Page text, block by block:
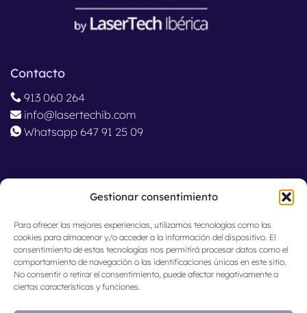
Gestionar consentimiento
Para ofrecer las mejores experiencias, utilizamos tecnologías como las
cookies para almacenar y/o acceder a la información del dispositivo. El
consentimiento de estas tecnologías nos permitirá procesar datos como el
comportamiento de navegación o las identificaciones únicas en este sitio.
No consentir o retirar el consentimiento, puede afectar negativamente a
ciertas características y funciones.
Contacto
913 060 264
info@lasertechib.com
Whatsapp 647 91 25 09